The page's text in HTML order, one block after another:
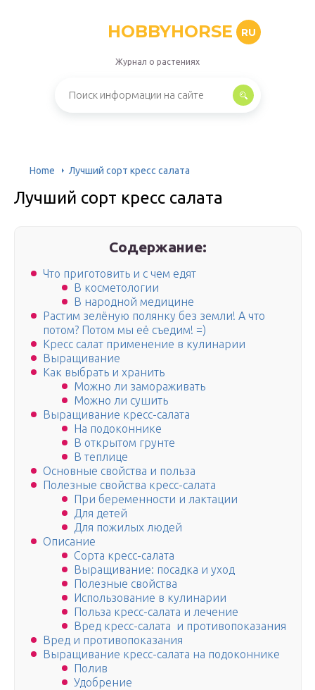
HOBBYHORSE RU
Журнал о растениях
Home Лучший сорт кресс салата
Лучший сорт кресс салата
Содержание:
Что приготовить и с чем едят
В косметологии
В народной медицине
Растим зелёную полянку без земли! А что
потом? Потом мы её съедим! =)
Кресс салат применение в кулинарии
Выращивание
Как выбрать и хранить
Можно ли замораживать
Можно ли сушить
Выращивание кресс-салата
На подоконнике
В открытом грунте
В теплице
Основные свойства и польза
Полезные свойства кресс-салата
При беременности и лактации
Для детей
Для пожилых людей
Описание
Сорта кресс-салата
Выращивание: посадка и уход
Полезные свойства
Использование в кулинарии
Польза кресс-салата и лечение
Вред кресс-салата и противопоказания
Вред и противопоказания
Выращивание кресс-салата на подоконнике
Полив
Удобрение